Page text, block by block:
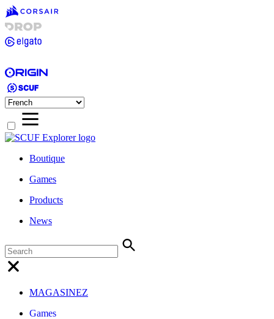
Boutique
Games
Products
News
MAGASINEZ
Games